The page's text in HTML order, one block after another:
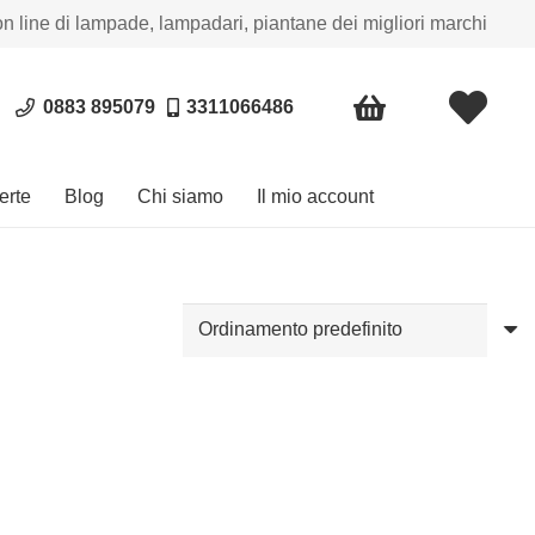
line di lampade, lampadari, piantane dei migliori marchi
0883 895079 3311066486
Blog Chi siamo Il mio account